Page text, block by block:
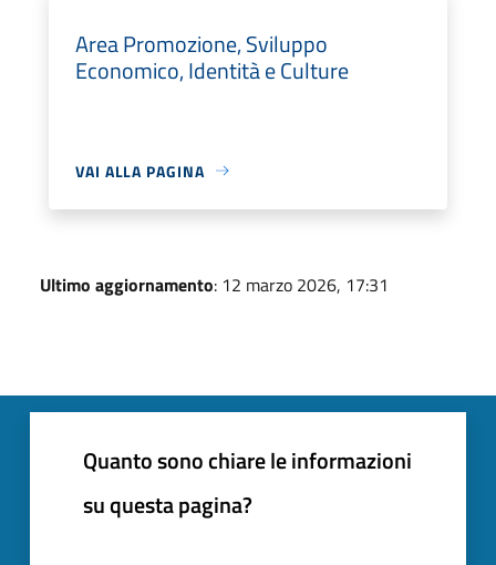
Area Promozione, Sviluppo
Economico, Identità e Culture
VAI ALLA PAGINA
Ultimo aggiornamento: 12 marzo 2026, 17:31
Quanto sono chiare le informazioni
su questa pagina?